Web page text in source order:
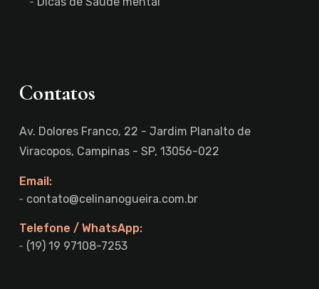
Contatos
Av. Dolores Franco, 22 - Jardim Planalto de
Viracopos, Campinas - SP, 13056-022
Email:
contato@celinanogueira.com.br
Telefone / WhatsApp:
(19) 19 97108-7253